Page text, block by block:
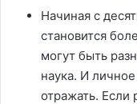
Начиная с
становится
могут быть
наука. И
отражать. Если